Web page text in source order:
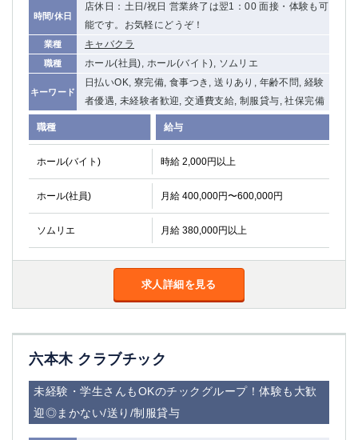
時間/休日
店休日：土日/祝日 営業終了は翌1：00 面接・体験も可
能です。お気軽にどうぞ！
業種 キャバクラ
職種 ホール(社員), ホール(バイト), ソムリエ
キーワード
日払いOK, 寮完備, 食事つき, 送りあり, 年齢不問, 経験
者優遇, 未経験者歓迎, 交通費支給, 制服貸与, 社保完備
職種 給与
ホール(バイト) 時給 2,000円以上
ホール(社員) 月給 400,000円〜600,000円
ソムリエ 月給 380,000円以上
求人詳細を見る
六本木 クラブチック
未経験・学生さんもOKのチックグループ！体験も大歓
迎◎まかない/送り/制服貸与
関内
川崎
本厚木
新横浜
藤沢
平塚
武蔵小杉
橋本
小田原
横浜・桜木町
関内・馬車道・日ノ出町 武蔵新城
元住吉
茅ヶ崎
戸塚
たまプラーザ
大船
相模原
厚木
横須賀
桜木町
南越谷
所沢
獨協大学前＜草加松原＞ 北浦和（西口）
春日部
川口
蕨